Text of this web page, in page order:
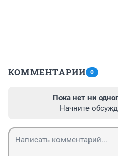
КОММЕНТАРИИ 0
Пока нет ни
Начните